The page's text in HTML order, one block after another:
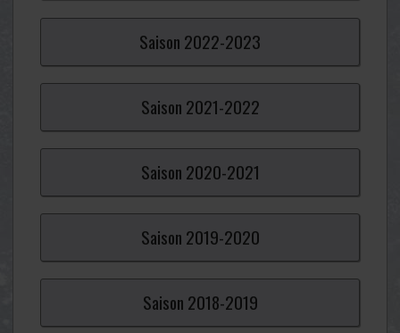
Saison 2022-2023
Saison 2021-2022
Saison 2020-2021
Saison 2019-2020
Saison 2018-2019